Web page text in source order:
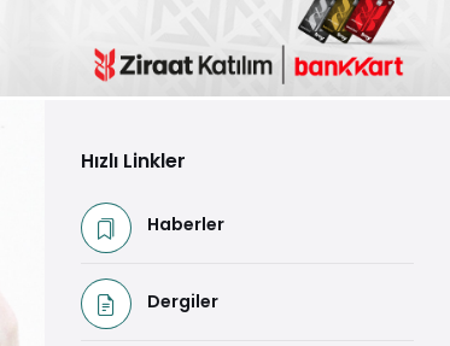
Hızlı Linkler
Haberler
Dergiler